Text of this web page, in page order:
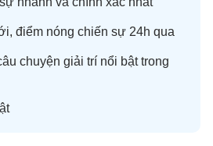
, điểm nóng chiến sự 24h qua
chuyện giải trí nổi bật trong